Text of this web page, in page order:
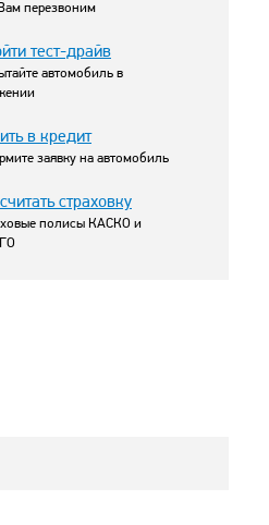
перезвоним
тест-драйв
автомобиль в
в кредит
заявку на автомобиль
страховку
полисы КАСКО и